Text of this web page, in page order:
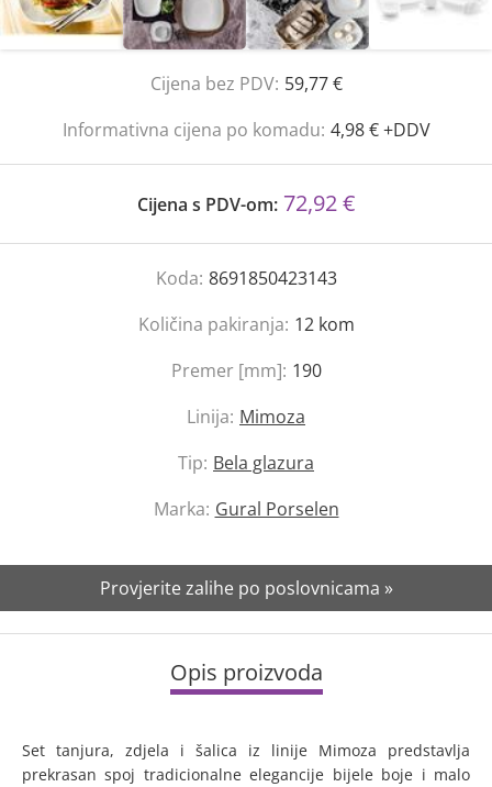
Cijena bez PDV: 59,77 €
Informativna cijena po komadu: 4,98 € +DDV
Cijena s PDV-om: 72,92 €
Koda: 8691850423143
Količina pakiranja: 12 kom
Premer [mm]: 190
Linija: Mimoza
Tip: Bela glazura
Marka: Gural Porselen
Provjerite zalihe po poslovnicama »
Opis proizvoda
Set tanjura, zdjela i šalica iz linije Mimoza predstavlja
prekrasan spoj tradicionalne elegancije bijele boje i malo